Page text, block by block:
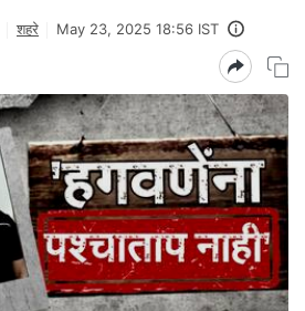
शहरे May 23, 2025 18:56 IST